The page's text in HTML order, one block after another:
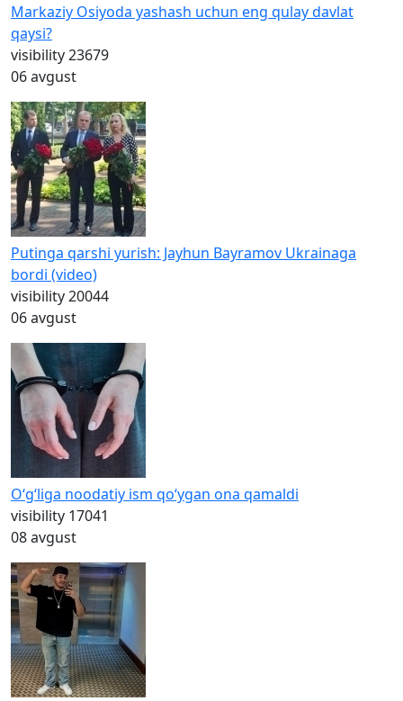
Markaziy Osiyoda yashash uchun eng qulay davlat
qaysi?
visibility23679
06 avgust
Putinga qarshi yurish: Jayhun Bayramov Ukrainaga
bordi (video)
visibility20044
06 avgust
O‘g‘liga noodatiy ism qo‘ygan ona qamaldi
visibility 17041
08 avgust